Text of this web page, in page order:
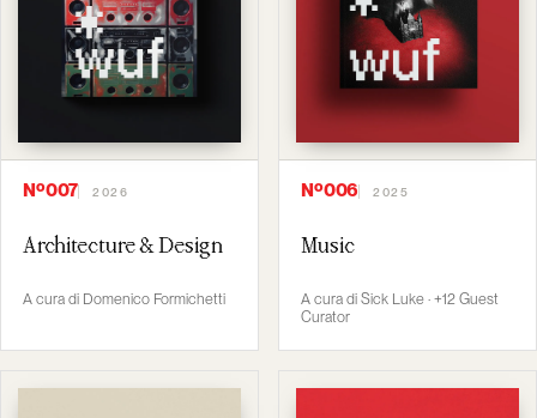
Nº007 2026
Architecture & Design
A cura di Domenico Formichetti
Nº006 2025
Music
A cura di Sick Luke · +12 Guest
Curator